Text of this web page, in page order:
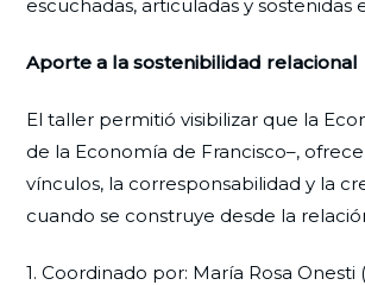
escuchadas, articuladas y sostenidas
Aporte a la sostenibilidad relacional
El taller permitió visibilizar que la
de la Economía de Francisco–,
vínculos, la corresponsabilidad y la
cuando se construye desde la
1. Coordinado por: María Rosa